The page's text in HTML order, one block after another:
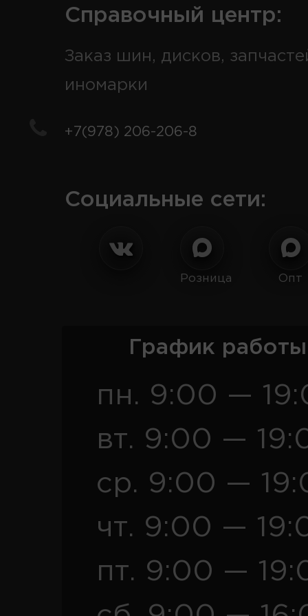
Справочный центр:
Заказ шин, дисков,
иномарки
+7(978) 206-206-8
Социальные сети:
Розница Опт
График
пн. 9:00 —
вт. 9:00 —
ср. 9:00 —
чт. 9:00 —
пт. 9:00 —